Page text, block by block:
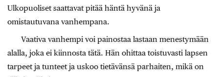
Ulkopuoliset saattavat pitää häntä hyvänä ja
omistautuvana vanhempana.
Vaativa vanhempi voi painostaa lastaan menestymään
alalla, joka ei kiinnosta tätä. Hän ohittaa toistuvasti lapsen
tarpeet ja tunteet ja uskoo tietävänsä parhaiten, mikä on